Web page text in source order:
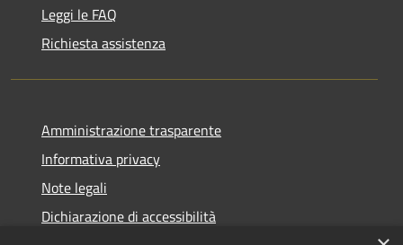
Leggi le FAQ
Richiesta assistenza
Amministrazione trasparente
Informativa privacy
Note legali
Dichiarazione di accessibilità